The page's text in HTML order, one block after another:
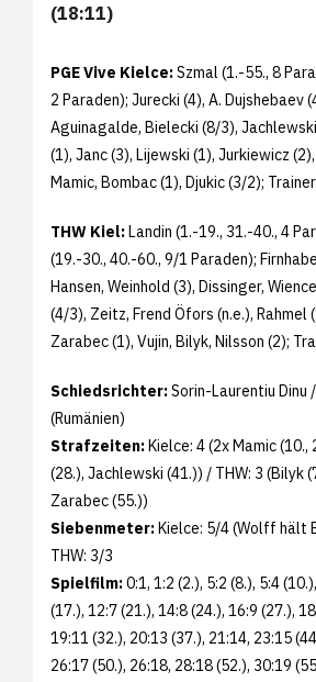
(18:11)
PGE Vive Kielce:Szmal (1.-55., 8
2 Paraden); Jurecki (4), A. Dujshebaev
Aguinagalde, Bielecki (8/3),
(1), Janc (3), Lijewski (1), Jurkiewicz
Mamic, Bombac (1), Djukic (3/2);
THW Kiel:Landin (1.-19., 31.-40., 4
(19.-30., 40.-60., 9/1 Paraden);
Hansen, Weinhold (3), Dissinger,
(4/3), Zeitz, Frend Öfors (n.e.), Rahmel
Zarabec (1), Vujin, Bilyk, Nilsson (2);
Schiedsrichter:Sorin-Laurentiu Dinu
(Rumänien)
Strafzeiten:Kielce: 4 (2x Mamic
(28.), Jachlewski (41.)) / THW: 3 (Bilyk
Zarabec (55.))
Siebenmeter:Kielce: 5/4 (Wolff hält
THW: 3/3
Spielfilm:0:1, 1:2 (2.), 5:2 (8.), 5:4
(17.), 12:7 (21.), 14:8 (24.), 16:9 (27.),
19:11 (32.), 20:13 (37.), 21:14, 23:15
26:17 (50.), 26:18, 28:18 (52.), 30:19